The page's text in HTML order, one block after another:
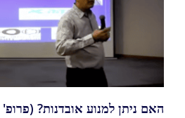
האם ניתן למנוע אובדנות? (פרופ'